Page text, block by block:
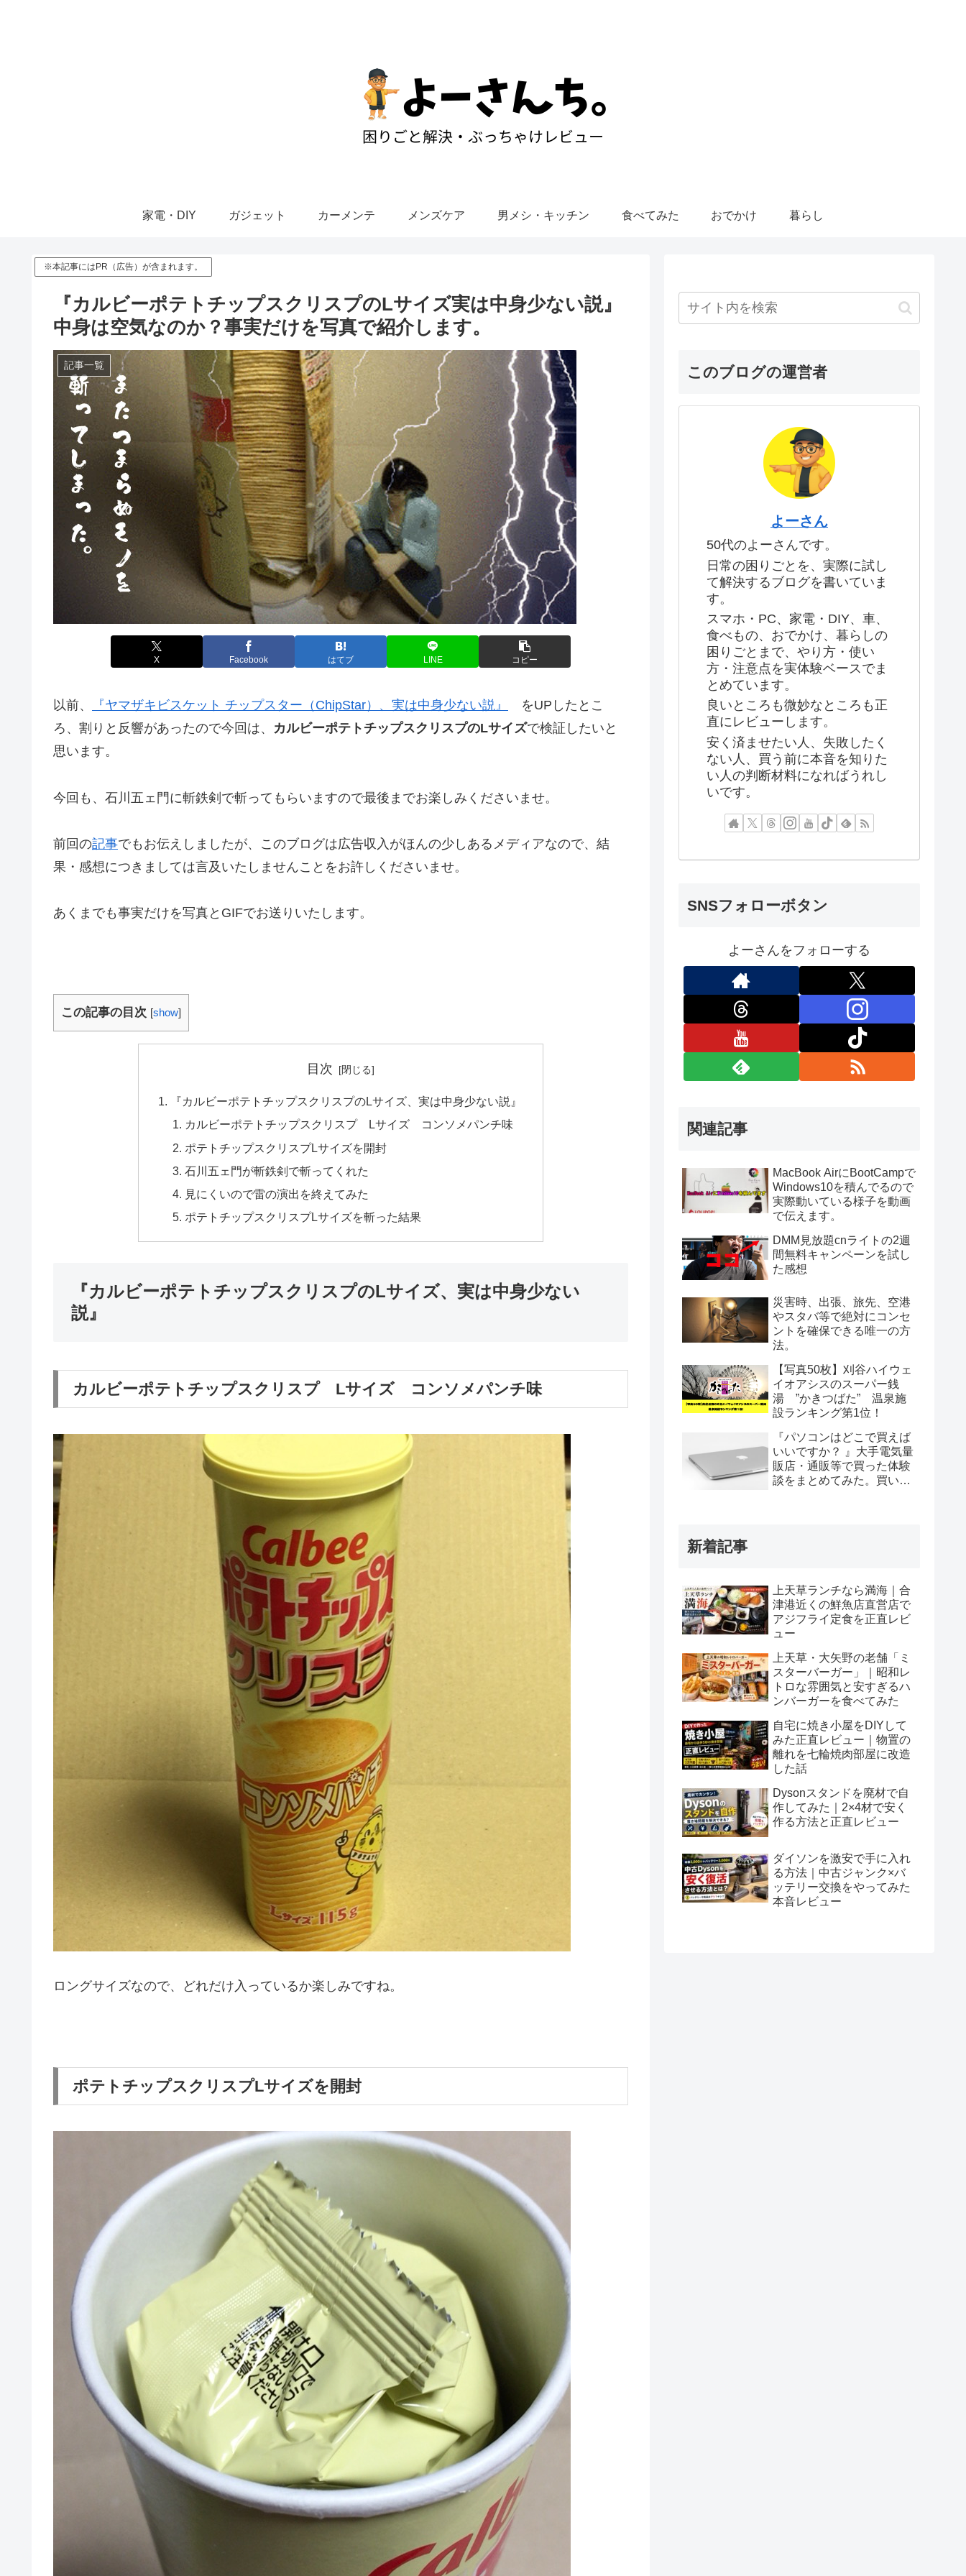
家電・DIY ガジェット カーメンテ メンズケア 男メシ・キッチン 食べてみた おでかけ 暮らし
※本記事にはPR（広告）が含まれます。
『カルビーポテトチップスクリスプのLサイズ実は中身少ない説』
中身は空気なのか？事実だけを写真で紹介します。
記事一覧
X Facebook はてブ LINE コピー
以前、 『ヤマザキビスケット チップスター（ChipStar）、実は中身少ない説』
をUPしたとこ
ろ、割りと反響があったので今回は、 カルビーポテトチップスクリスプのLサイズで検証したいと
思います。
今回も、石川五ェ門に斬鉄剣で斬ってもらいますので最後までお楽しみくださいませ。
前回の記事でもお伝えしましたが、このブログは広告収入がほんの少しあるメディアなので、結
果・感想につきましては言及いたしませんことをお許しくださいませ。
あくまでも事実だけを写真とGIFでお送りいたします。
この記事の目次 [show]
目次
『カルビーポテトチップスクリスプのLサイズ、実は中身少ない説』
カルビーポテトチップスクリスプ Lサイズ コンソメパンチ味
ポテトチップスクリスプLサイズを開封
石川五ェ門が斬鉄剣で斬ってくれた
見にくいので雷の演出を終えてみた
ポテトチップスクリスプLサイズを斬った結果
『カルビーポテトチップスクリスプのLサイズ、実は中身少ない
説』
カルビーポテトチップスクリスプ Lサイズ コンソメパンチ味
ロングサイズなので、どれだけ入っているか楽しみですね。
ポテトチップスクリスプLサイズを開封
このブログの運営者
よーさん
50代のよーさんです。
日常の困りごとを、実際に試し
て解決するブログを書いていま
す。
スマホ・PC、家電・DIY、車、
食べもの、おでかけ、暮らしの
困りごとまで、やり方・使い
方・注意点を実体験ベースでま
とめています。
良いところも微妙なところも正
直にレビューします。
安く済ませたい人、失敗したく
ない人、買う前に本音を知りた
い人の判断材料になればうれし
いです。
SNSフォローボタン
よーさんをフォローする
関連記事
MacBook AirにBootCampで
Windows10を積んでるので
実際動いている様子を動画
で伝えます。
DMM見放題cnライトの2週
間無料キャンペーンを試し
た感想
災害時、出張、旅先、空港
やスタバ等で絶対にコンセ
ントを確保できる唯一の方
法。
【写真50枚】刈谷ハイウェ
イオアシスのスーパー銭
湯 ”かきつばた” 温泉施
設ランキング第1位！
『パソコンはどこで買えば
いいですか？ 』大手電気量
販店・通販等で買った体験
談をまとめてみた。買い方
新着記事
上天草ランチなら満海｜合
津港近くの鮮魚店直営店で
アジフライ定食を正直レビ
ュー
上天草・大矢野の老舗「ミ
スターバーガー」｜昭和レ
トロな雰囲気と安すぎるハ
ンバーガーを食べてみた
自宅に焼き小屋をDIYして
みた正直レビュー｜物置の
離れを七輪焼肉部屋に改造
した話
Dysonスタンドを廃材で自
作してみた｜2×4材で安く
作る方法と正直レビュー
ダイソンを激安で手に入れ
る方法｜中古ジャンク×バ
ッテリー交換をやってみた
本音レビュー